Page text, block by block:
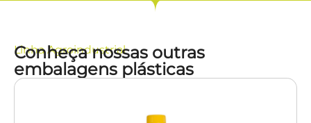
LinhaAgroindustrial
Conheça nossas outras
embalagens plásticas